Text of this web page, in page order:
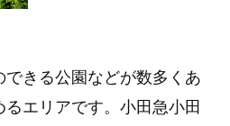
できる公園などが数多くあ
エリアです。小田急小田